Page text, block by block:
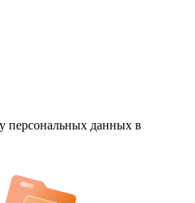
персональных данных в